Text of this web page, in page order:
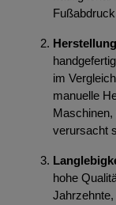
im
manuelle
verursacht
hohe